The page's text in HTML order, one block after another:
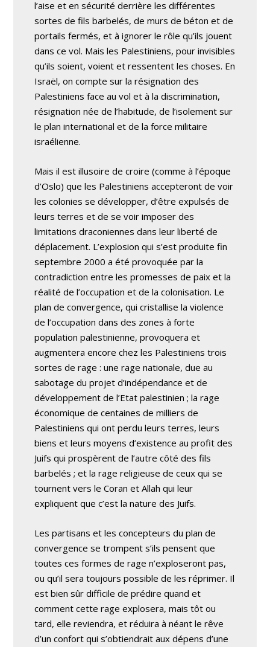
l’aise et en sécurité derrière les différentes
sortes de fils barbelés, de murs de béton et de
portails fermés, et à ignorer le rôle qu’ils jouent
dans ce vol. Mais les Palestiniens, pour invisibles
qu’ils soient, voient et ressentent les choses. En
Israël, on compte sur la résignation des
Palestiniens face au vol et à la discrimination,
résignation née de l’habitude, de l’isolement sur
le plan international et de la force militaire
israélienne.
Mais il est illusoire de croire (comme à l’époque
d’Oslo) que les Palestiniens accepteront de voir
les colonies se développer, d’être expulsés de
leurs terres et de se voir imposer des
limitations draconiennes dans leur liberté de
déplacement. L’explosion qui s’est produite fin
septembre 2000 a été provoquée par la
contradiction entre les promesses de paix et la
réalité de l’occupation et de la colonisation. Le
plan de convergence, qui cristallise la violence
de l’occupation dans des zones à forte
population palestinienne, provoquera et
augmentera encore chez les Palestiniens trois
sortes de rage : une rage nationale, due au
sabotage du projet d’indépendance et de
développement de l’Etat palestinien ; la rage
économique de centaines de milliers de
Palestiniens qui ont perdu leurs terres, leurs
biens et leurs moyens d’existence au profit des
Juifs qui prospèrent de l’autre côté des fils
barbelés ; et la rage religieuse de ceux qui se
tournent vers le Coran et Allah qui leur
expliquent que c’est la nature des Juifs.
Les partisans et les concepteurs du plan de
convergence se trompent s’ils pensent que
toutes ces formes de rage n’exploseront pas,
ou qu’il sera toujours possible de les réprimer. Il
est bien sûr difficile de prédire quand et
comment cette rage explosera, mais tôt ou
tard, elle reviendra, et réduira à néant le rêve
d’un confort qui s’obtiendrait aux dépens d’une